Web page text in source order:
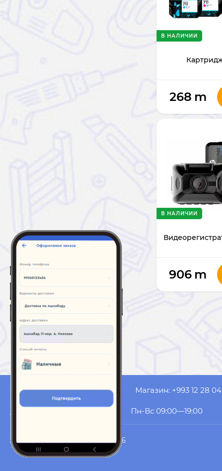
Картридж
В НАЛИЧИИ
268 m
В НАЛИЧИИ
906 m
Оператор: +993 61 53 20 99 Магазин: +993 12 28 04
akyol.website@gmail.com Пн-Вс 09:00—19:00
AK YOL COMPUTERS © 2026